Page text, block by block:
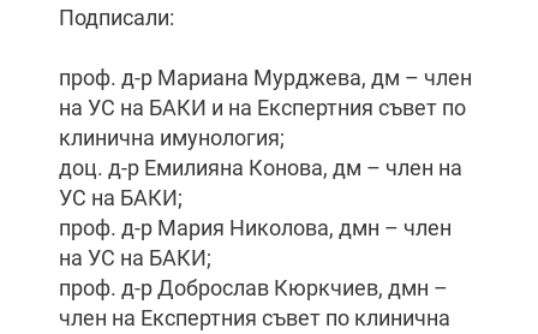
Подписали:
проф. д-р Мариана Мурджева, дм – член
на УС на БАКИ и на Експертния съвет по
клинична имунология;
доц. д-р Емилияна Конова, дм – член на
УС на БАКИ;
проф. д-р Мария Николова, дмн – член
на УС на БАКИ;
проф. д-р Доброслав Кюркчиев, дмн –
член на Експертния съвет по клинична